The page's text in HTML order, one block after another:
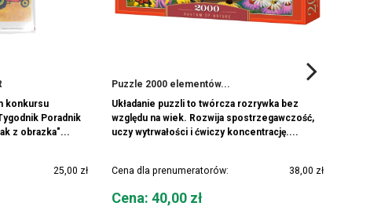
konkursu
Poradnik
z obrazka"...
25,00 zł
Puzzle 2000 elementów...
Układanie puzzli to twórcza rozrywka bez
względu na wiek. Rozwija spostrzegawczość,
uczy wytrwałości i ćwiczy koncentrację....
Cena dla prenumeratorów: 38,00 zł
Cena
Cena: 40,00 zł